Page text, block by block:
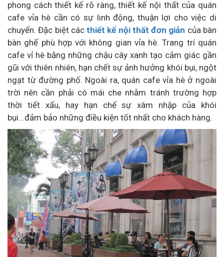
phong cách thiết kế rõ ràng, thiết kế nội thất của quán
cafe vỉa hè cần có sự linh động, thuận lợi cho việc di
chuyển. Đặc biệt cácthiết kế nội thất đơn giản của bàn
bàn ghế phù hợp với không gian vỉa hè. Trang trí quán
cafe vỉ hè bằng những chậu cây xanh tạo cảm giác gần
gũi với thiên nhiên, hạn chết sự ảnh hưởng khói bụi, ngột
ngạt từ đường phố. Ngoài ra, quán cafe vỉa hè ở ngoài
trời nên cần phải có mái che nhằm tránh trường hợp
thời tiết xấu, hay hạn chế sự xâm nhập của khói
bụi...đảm bảo những điều kiện tốt nhất cho khách hàng.